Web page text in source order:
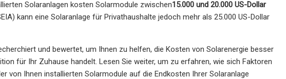
Solaranlagen kosten Solarmodule zwischen15.000 und 20.000 US-Dollar
kann eine Solaranlage für Privathaushalte jedoch mehr als 25.000 US-Dollar
und bewertet, um Ihnen zu helfen, die Kosten von Solarenergie besser
für Ihr Zuhause handelt. Lesen Sie weiter, um zu erfahren, wie sich Faktoren
von Ihnen installierten Solarmodule auf die Endkosten Ihrer Solaranlage